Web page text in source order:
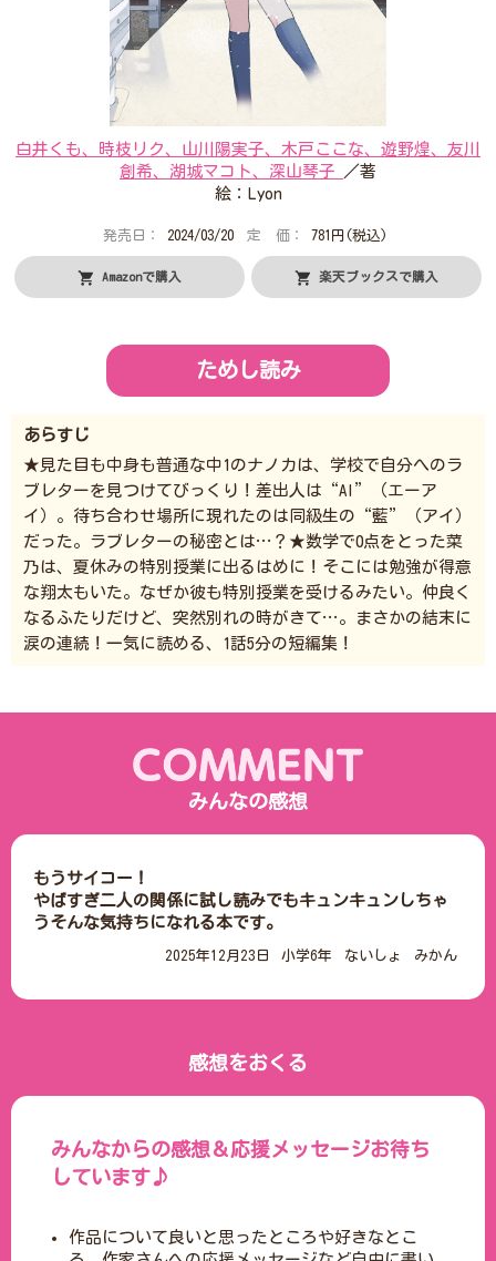
企業情報
白井くも、時枝リク、山川陽実子、木戸ここな、遊野煌、友川
創希、湖城マコト、深山琴子
／著
絵：Lyon
発売日： 2024/03/20 定 価： 781円(税込)
Amazonで購入 楽天ブックスで購入
ためし読み
あらすじ
★見た目も中身も普通な中1のナノカは、学校で自分へのラ
ブレターを見つけてびっくり！差出人は“AI”（エーア
イ）。待ち合わせ場所に現れたのは同級生の“藍”（アイ）
だった。ラブレターの秘密とは…？★数学で0点をとった菜
乃は、夏休みの特別授業に出るはめに！そこには勉強が得意
な翔太もいた。なぜか彼も特別授業を受けるみたい。仲良く
なるふたりだけど、突然別れの時がきて…。まさかの結末に
涙の連続！一気に読める、1話5分の短編集！
みんなの感想
もうサイコー！
やばすぎ二人の関係に試し読みでもキュンキュンしちゃ
うそんな気持ちになれる本です。
2025年12月23日 小学6年 ないしょ みかん
感想をおくる
みんなからの感想＆応援メッセージお待ち
しています♪
作品について良いと思ったところや好きなとこ